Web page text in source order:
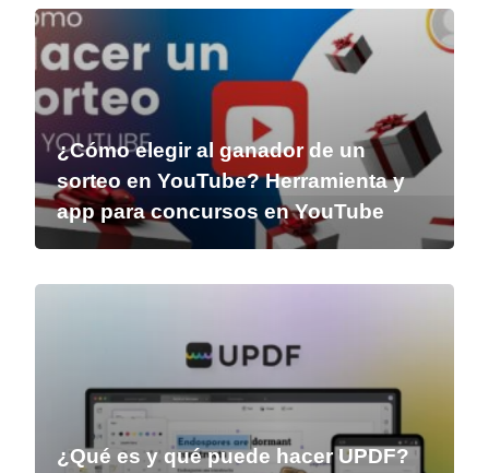
¿Cómo elegir al ganador de un
sorteo en YouTube? Herramienta y
app para concursos en YouTube
¿Qué es y qué puede hacer UPDF?